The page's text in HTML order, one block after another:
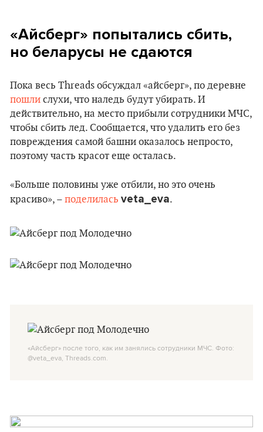
«Айсберг» попытались сбить,
но беларусы не сдаются
Пока весь Threads обсуждал «айсберг», по деревне
пошли слухи, что наледь будут убирать. И
действительно, на место прибыли сотрудники МЧС,
чтобы сбить лед. Сообщается, что удалить его без
повреждения самой башни оказалось непросто,
поэтому часть красот еще осталась.
«Больше половины уже отбили, но это очень
красиво», – поделилась veta_eva.
«Айсберг» после того, как им занялись сотрудники МЧС. Фото:
@veta_eva, Threads.com.